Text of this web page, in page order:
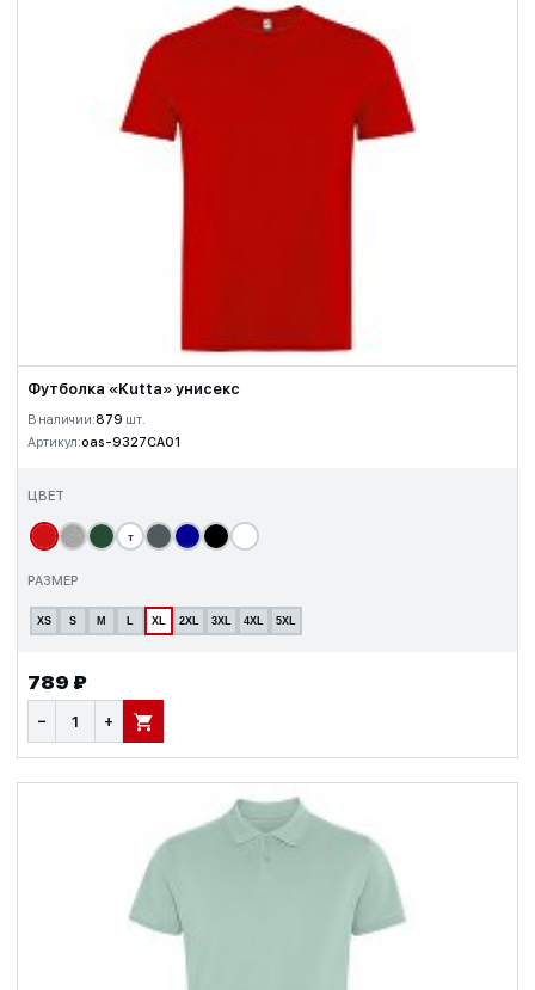
Футболка «Kutta» унисекс
В наличии:879 шт.
Артикул:oas-9327CA01
ЦВЕТ
т
РАЗМЕР
XS S M L XL 2XL 3XL 4XL 5XL
789 ₽
− + В КОРЗИНУ